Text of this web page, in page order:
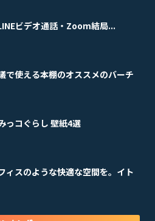
ビデオ通話・Zoom結局...
で使える本棚のオススメのバーチ
っコぐらし 壁紙4選
ィスのような快適な空間を。イト